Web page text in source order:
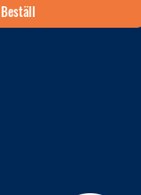
Beställ